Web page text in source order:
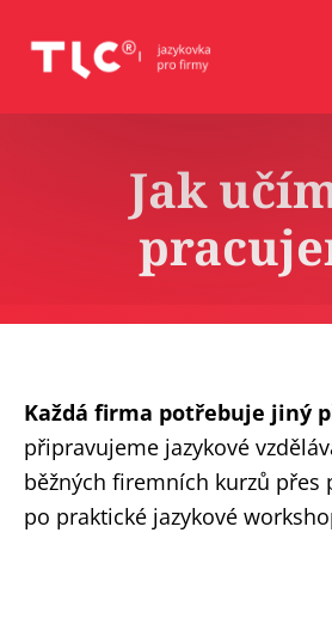
Jak
Každá firma potřebuje jiný
připravujeme jazykové
běžných firemních kurzů přes
po praktické jazykové